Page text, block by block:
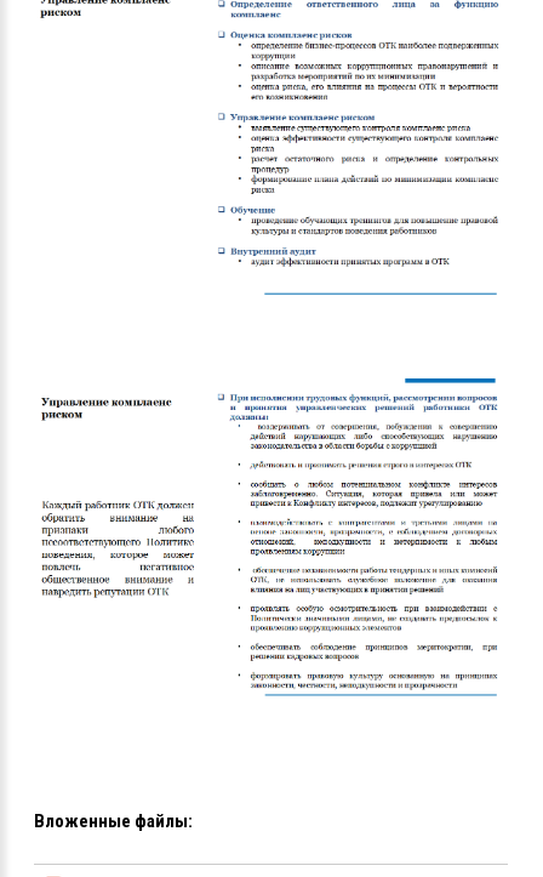
Вложенные файлы: